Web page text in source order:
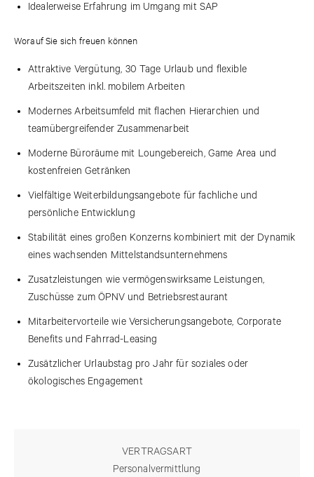
VERTRAGSART
Personalvermittlung
Idealerweise Erfahrung im Umgang mit SAP
Worauf Sie sich freuen können
Attraktive Vergütung, 30 Tage Urlaub und flexible
Arbeitszeiten inkl. mobilem Arbeiten
Modernes Arbeitsumfeld mit flachen Hierarchien und
teamübergreifender Zusammenarbeit
Moderne Büroräume mit Loungebereich, Game Area und
kostenfreien Getränken
Vielfältige Weiterbildungsangebote für fachliche und
persönliche Entwicklung
Stabilität eines großen Konzerns kombiniert mit der Dynamik
eines wachsenden Mittelstandsunternehmens
Zusatzleistungen wie vermögenswirksame Leistungen,
Zuschüsse zum ÖPNV und Betriebsrestaurant
Mitarbeitervorteile wie Versicherungsangebote, Corporate
Benefits und Fahrrad-Leasing
Zusätzlicher Urlaubstag pro Jahr für soziales oder
ökologisches Engagement